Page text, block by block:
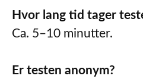
Hvor lang tid tager
Ca. 5–10 minutter.
Er testen anonym?